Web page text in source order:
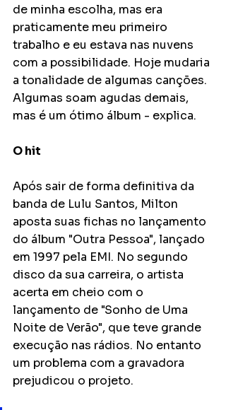
de minha escolha, mas era
praticamente meu primeiro
trabalho e eu estava nas nuvens
com a possibilidade. Hoje mudaria
a tonalidade de algumas canções.
Algumas soam agudas demais,
mas é um ótimo álbum - explica.
O hit
Após sair de forma definitiva da
banda de Lulu Santos, Milton
aposta suas fichas no lançamento
do álbum "Outra Pessoa", lançado
em 1997 pela EMI. No segundo
disco da sua carreira, o artista
acerta em cheio com o
lançamento de "Sonho de Uma
Noite de Verão", que teve grande
execução nas rádios. No entanto
um problema com a gravadora
prejudicou o projeto.